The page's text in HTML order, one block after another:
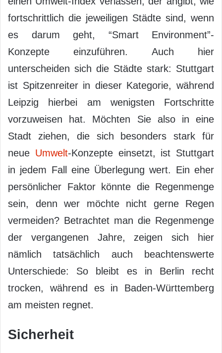
fortschrittlich die jeweiligen Städte sind, wenn
es darum geht, “Smart Environment”-
Konzepte einzuführen. Auch hier
unterscheiden sich die Städte stark: Stuttgart
ist Spitzenreiter in dieser Kategorie, während
Leipzig hierbei am wenigsten Fortschritte
vorzuweisen hat. Möchten Sie also in eine
Stadt ziehen, die sich besonders stark für
neue Umwelt-Konzepte einsetzt, ist Stuttgart
in jedem Fall eine Überlegung wert. Ein eher
persönlicher Faktor könnte die Regenmenge
sein, denn wer möchte nicht gerne Regen
vermeiden? Betrachtet man die Regenmenge
der vergangenen Jahre, zeigen sich hier
nämlich tatsächlich auch beachtenswerte
Unterschiede: So bleibt es in Berlin recht
trocken, während es in Baden-Württemberg
am meisten regnet.
Sicherheit